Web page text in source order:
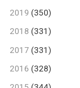
2019 (350)
2018 (331)
2017 (331)
2016 (328)